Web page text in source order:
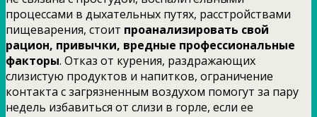
процессами в дыхательных путях, расстройствами
пищеварения, стоит проанализировать свой
рацион, привычки, вредные профессиональные
факторы. Отказ от курения, раздражающих
слизистую продуктов и напитков, ограничение
контакта с загрязненным воздухом помогут за пару
недель избавиться от слизи в горле, если ее